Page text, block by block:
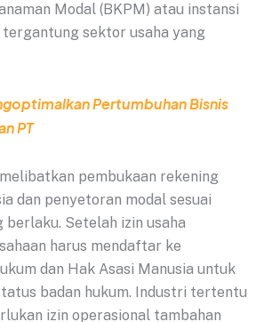
Modal (BKPM) atau instansi
sektor usaha yang
Pertumbuhan Bisnis
PT
pembukaan rekening
dan penyetoran modal sesuai
berlaku. Setelah izin usaha
harus mendaftar ke
dan Hak Asasi Manusia untuk
badan hukum. Industri tertentu
izin operasional tambahan